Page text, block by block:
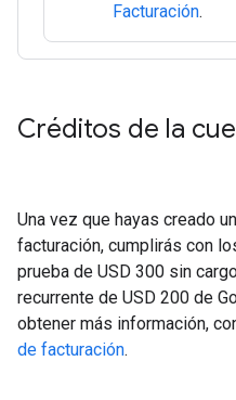
Facturación.
Créditos de la
Una vez que hayas creado
facturación, cumplirás con
prueba de USD 300 sin
recurrente de USD 200 de
obtener más información,
de facturación.